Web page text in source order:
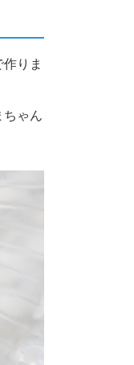
りま
ちゃん